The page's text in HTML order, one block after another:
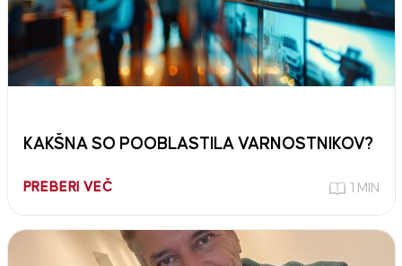
KAKŠNA SO POOBLASTILA VARNOSTNIKOV?
PREBERI VEČ 1 MIN